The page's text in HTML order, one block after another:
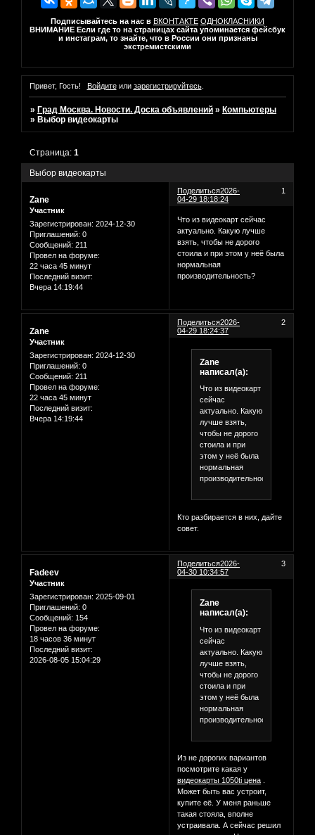
Подписывайтесь на нас в ВКОНТАКТЕ ОДНОКЛАСНИКИ
ВНИМАНИЕ Если где то на страницах сайта упоминается фейсбук
и инстаграм, то знайте, что в России они признаны
экстремистскими
Привет, Гость! Войдитеили зарегистрируйтесь.
» Град Москва. Новости. Доска объявлений » Компьютеры
» Выбор видеокарты
Выбор видеокарты
Страница:1
Поделиться 1
2026-
04-29 18:18:24
Zane
Участник
Зарегистрирован: 2024-12-30
Приглашений: 0
Сообщений: 211
Провел на форуме:
22 часа 45 минут
Последний визит:
Вчера 14:19:44
Что из видеокарт сейчас
актуально. Какую лучше
взять, чтобы не дорого
стоила и при этом у неё была
нормальная
производительность?
Поделиться 2
2026-
04-29 18:24:37
Zane
Участник
Зарегистрирован: 2024-12-30
Приглашений: 0
Сообщений: 211
Провел на форуме:
22 часа 45 минут
Последний визит:
Вчера 14:19:44
Zane
написал(а):
Что из видеокарт
сейчас
актуально. Какую
лучше взять,
чтобы не дорого
стоила и при
этом у неё была
нормальная
производительность?
Кто разбирается в них, дайте
совет.
Поделиться 3
2026-
04-30 10:34:57
Fadeev
Участник
Зарегистрирован: 2025-09-01
Приглашений: 0
Сообщений: 154
Провел на форуме:
18 часов 36 минут
Последний визит:
2026-08-05 15:04:29
Zane
написал(а):
Что из видеокарт
сейчас
актуально. Какую
лучше взять,
чтобы не дорого
стоила и при
этом у неё была
нормальная
производительность?
Из не дорогих вариантов
посмотрите какая у
видеокарты 1050ti цена
Может быть вас устроит,
купите её. У меня раньше
такая стояла, вполне
устраивала. А сейчас решил